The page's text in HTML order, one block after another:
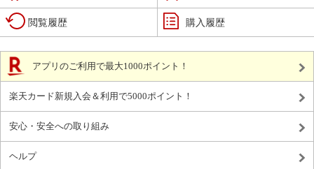
閲覧履歴 購入履歴
アプリのご利用で最大1000ポイント！
楽天カード新規入会＆利用で5000ポイント！
安心・安全への取り組み
ヘルプ